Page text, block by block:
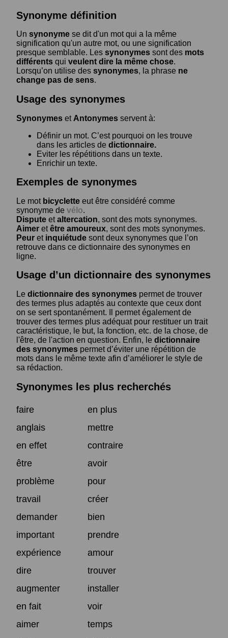
Synonyme définition
Un synonyme se dit d'un mot qui a la même
signification qu'un autre mot, ou une signification
presque semblable. Les synonymes sont des mots
différents qui veulent dire la même chose.
Lorsqu’on utilise des synonymes, la phrase ne
change pas de sens.
Usage des synonymes
Synonymes et Antonymes servent à:
Définir un mot. C’est pourquoi on les trouve
dans les articles de dictionnaire.
Eviter les répétitions dans un texte.
Enrichir un texte.
Exemples de synonymes
Le mot bicyclette eut être considéré comme
synonyme de vélo.
Dispute etaltercation, sont des mots synonymes.
Aimer etêtre amoureux, sont des mots synonymes.
Peur et inquiétude sont deux synonymes que l’on
retrouve dans ce dictionnaire des synonymes en
ligne.
Usage d’un dictionnaire des synonymes
Le dictionnaire des synonymes permet de trouver
des termes plus adaptés au contexte que ceux dont
on se sert spontanément. Il permet également de
trouver des termes plus adéquat pour restituer un trait
caractéristique, le but, la fonction, etc. de la chose, de
l'être, de l'action en question. Enfin, le dictionnaire
des synonymes permet d’éviter une répétition de
mots dans le même texte afin d’améliorer le style de
sa rédaction.
Synonymes les plus recherchés
faire
en plus
anglais
mettre
en effet
contraire
être
avoir
problème
pour
travail
créer
demander
bien
important
prendre
expérience
amour
dire
trouver
augmenter
installer
en fait
voir
aimer
temps